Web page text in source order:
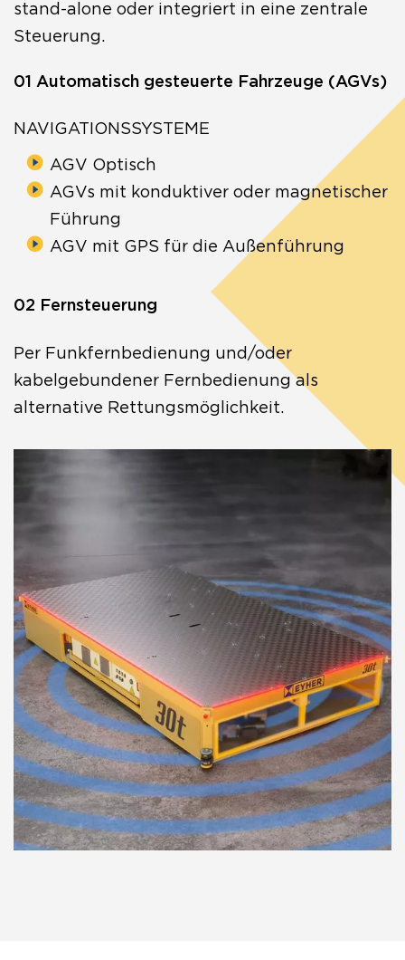
stand-alone oder integriert in eine zentrale
Steuerung.
01 Automatisch gesteuerte Fahrzeuge (AGVs)
NAVIGATIONSSYSTEME
AGV Optisch
AGVs mit konduktiver oder magnetischer
Führung
AGV mit GPS für die Außenführung
02 Fernsteuerung
Per Funkfernbedienung und/oder
kabelgebundener Fernbedienung als
alternative Rettungsmöglichkeit.